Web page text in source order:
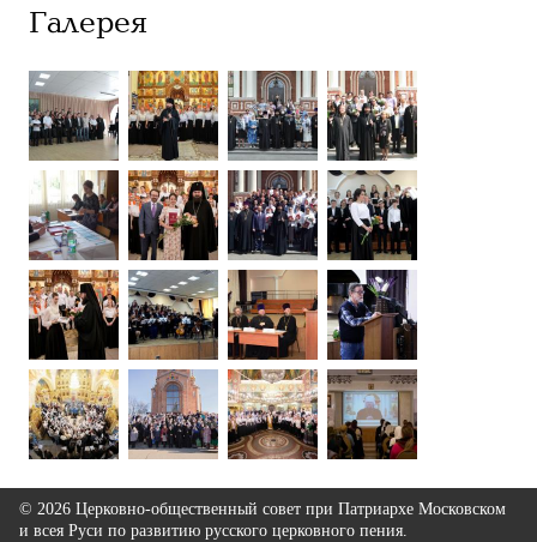
Галерея
© 2026 Церковно-общественный совет при Патриархе Московском
и всея Руси по развитию русского церковного пения.